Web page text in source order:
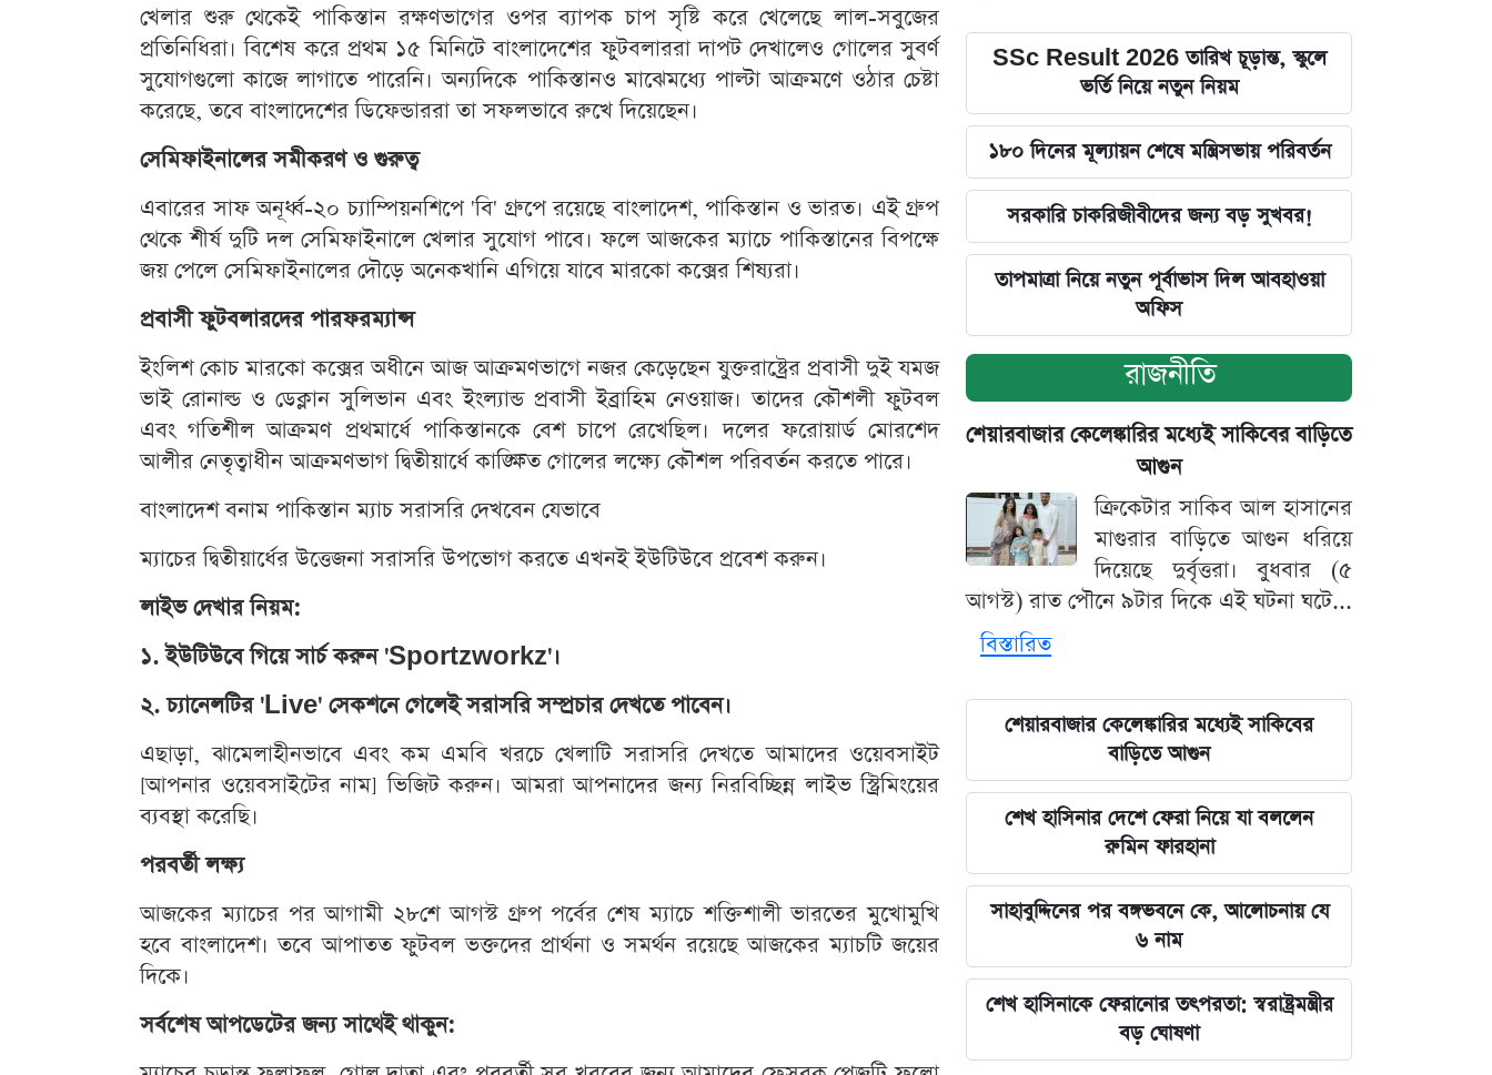
খেলার শুরু থেকেই পাকিস্তান রক্ষণভাগের ওপর ব্যাপক চাপ সৃষ্টি করে খেলেছে লাল-সবুজের
প্রতিনিধিরা। বিশেষ করে প্রথম ১৫ মিনিটে বাংলাদেশের ফুটবলাররা দাপট দেখালেও গোলের সুবর্ণ
সুযোগগুলো কাজে লাগাতে পারেনি। অন্যদিকে পাকিস্তানও মাঝেমধ্যে পাল্টা আক্রমণে ওঠার চেষ্টা
করেছে, তবে বাংলাদেশের ডিফেন্ডাররা তা সফলভাবে রুখে দিয়েছেন।
সেমিফাইনালের সমীকরণ ও গুরুত্ব
এবারের সাফ অনূর্ধ্ব-২০ চ্যাম্পিয়নশিপে 'বি' গ্রুপে রয়েছে বাংলাদেশ, পাকিস্তান ও ভারত। এই গ্রুপ
থেকে শীর্ষ দুটি দল সেমিফাইনালে খেলার সুযোগ পাবে। ফলে আজকের ম্যাচে পাকিস্তানের বিপক্ষে
জয় পেলে সেমিফাইনালের দৌড়ে অনেকখানি এগিয়ে যাবে মারকো কক্সের শিষ্যরা।
প্রবাসী ফুটবলারদের পারফরম্যান্স
ইংলিশ কোচ মারকো কক্সের অধীনে আজ আক্রমণভাগে নজর কেড়েছেন যুক্তরাষ্ট্রের প্রবাসী দুই যমজ
ভাই রোনাল্ড ও ডেক্লান সুলিভান এবং ইংল্যান্ড প্রবাসী ইব্রাহিম নেওয়াজ। তাদের কৌশলী ফুটবল
এবং গতিশীল আক্রমণ প্রথমার্ধে পাকিস্তানকে বেশ চাপে রেখেছিল। দলের ফরোয়ার্ড মোরশেদ
আলীর নেতৃত্বাধীন আক্রমণভাগ দ্বিতীয়ার্ধে কাঙ্ক্ষিত গোলের লক্ষ্যে কৌশল পরিবর্তন করতে পারে।
বাংলাদেশ বনাম পাকিস্তান ম্যাচ সরাসরি দেখবেন যেভাবে
ম্যাচের দ্বিতীয়ার্ধের উত্তেজনা সরাসরি উপভোগ করতে এখনই ইউটিউবে প্রবেশ করুন।
লাইভ দেখার নিয়ম:
১. ইউটিউবে গিয়ে সার্চ করুন 'Sportzworkz'।
২. চ্যানেলটির 'Live' সেকশনে গেলেই সরাসরি সম্প্রচার দেখতে পাবেন।
এছাড়া, ঝামেলাহীনভাবে এবং কম এমবি খরচে খেলাটি সরাসরি দেখতে আমাদের ওয়েবসাইট
[আপনার ওয়েবসাইটের নাম] ভিজিট করুন। আমরা আপনাদের জন্য নিরবিচ্ছিন্ন লাইভ স্ট্রিমিংয়ের
ব্যবস্থা করেছি।
পরবর্তী লক্ষ্য
আজকের ম্যাচের পর আগামী ২৮শে আগস্ট গ্রুপ পর্বের শেষ ম্যাচে শক্তিশালী ভারতের মুখোমুখি
হবে বাংলাদেশ। তবে আপাতত ফুটবল ভক্তদের প্রার্থনা ও সমর্থন রয়েছে আজকের ম্যাচটি জয়ের
দিকে।
সর্বশেষ আপডেটের জন্য সাথেই থাকুন:
SSc Result 2026 তারিখ চূড়ান্ত, স্কুলে
ভর্তি নিয়ে নতুন নিয়ম
১৮০ দিনের মূল্যায়ন শেষে মন্ত্রিসভায় পরিবর্তন
সরকারি চাকরিজীবীদের জন্য বড় সুখবর!
তাপমাত্রা নিয়ে নতুন পূর্বাভাস দিল আবহাওয়া
অফিস
রাজনীতি
শেয়ারবাজার কেলেঙ্কারির মধ্যেই সাকিবের বাড়িতে
আগুন
ক্রিকেটার সাকিব আল হাসানের
মাগুরার বাড়িতে আগুন ধরিয়ে
দিয়েছে দুর্বৃত্তরা। বুধবার (৫
আগস্ট) রাত পৌনে ৯টার দিকে এই ঘটনা ঘটে...
বিস্তারিত
শেয়ারবাজার কেলেঙ্কারির মধ্যেই সাকিবের
বাড়িতে আগুন
শেখ হাসিনার দেশে ফেরা নিয়ে যা বললেন
রুমিন ফারহানা
সাহাবুদ্দিনের পর বঙ্গভবনে কে, আলোচনায় যে
৬ নাম
শেখ হাসিনাকে ফেরানোর তৎপরতা: স্বরাষ্ট্রমন্ত্রীর
বড় ঘোষণা